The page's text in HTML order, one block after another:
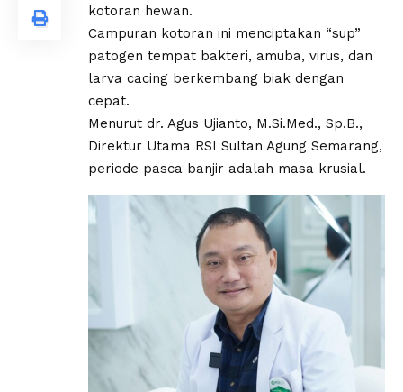
kotoran hewan.
Campuran kotoran ini menciptakan “sup”
patogen tempat bakteri, amuba, virus, dan
larva cacing berkembang biak dengan
cepat.
​Menurut dr. Agus Ujianto, M.Si.Med., Sp.B.,
Direktur Utama RSI Sultan Agung Semarang,
periode pasca banjir adalah masa krusial.